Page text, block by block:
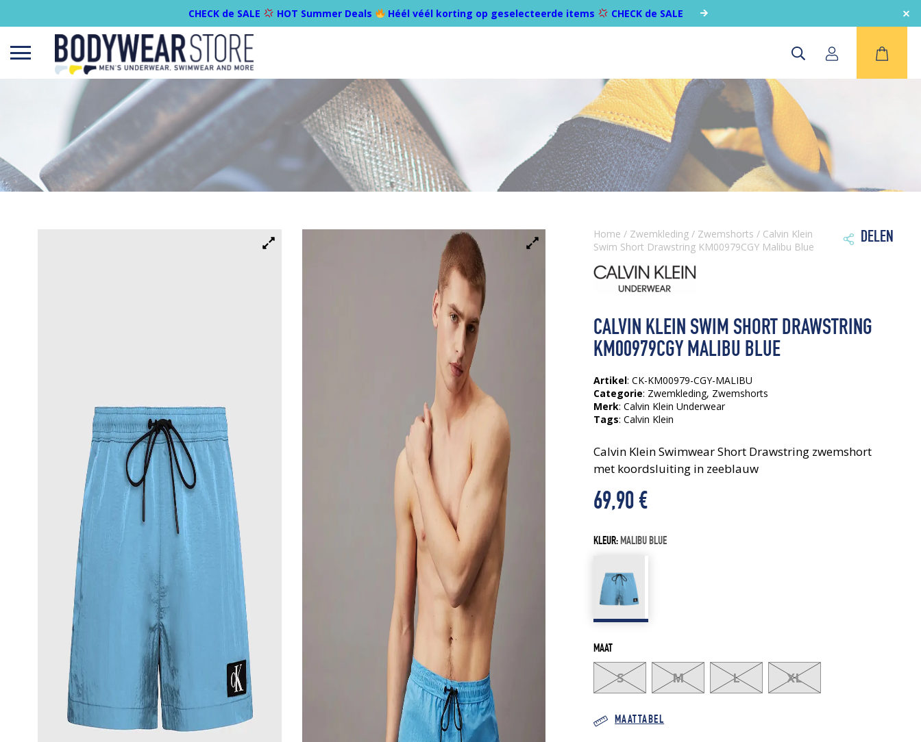
CHECK de SALE HOT Summer Deals Héél véél korting op geselecteerde items CHECK de SALE
Open
Home / Zwemkleding / Zwemshorts / Calvin Klein
Swim Short Drawstring KM00979CGY Malibu Blue
 DELEN
CALVIN KLEIN SWIM SHORT DRAWSTRING
KM00979CGY MALIBU BLUE
Artikel: CK-KM00979-CGY-MALIBU
Categorie: Zwemkleding, Zwemshorts
Merk: Calvin Klein Underwear
Tags:Calvin Klein
Calvin Klein Swimwear Short Drawstring zwemshort
met koordsluiting in zeeblauw
69,90€
KLEUR:MALIBU BLUE
MAAT
S M L XL
MAATTABEL